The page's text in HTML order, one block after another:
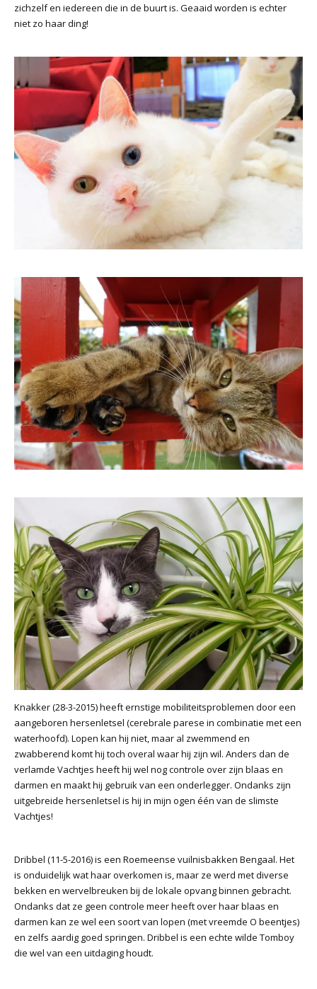
zichzelf en iedereen die in de buurt is. Geaaid worden is echter
niet zo haar ding!
Knakker (28-3-2015) heeft ernstige mobiliteitsproblemen door een
aangeboren hersenletsel (cerebrale parese in combinatie met een
waterhoofd). Lopen kan hij niet, maar al zwemmend en
zwabberend komt hij toch overal waar hij zijn wil. Anders dan de
verlamde Vachtjes heeft hij wel nog controle over zijn blaas en
darmen en maakt hij gebruik van een onderlegger. Ondanks zijn
uitgebreide hersenletsel is hij in mijn ogen één van de slimste
Vachtjes!
Dribbel (11-5-2016) is een Roemeense vuilnisbakken Bengaal. Het
is onduidelijk wat haar overkomen is, maar ze werd met diverse
bekken en wervelbreuken bij de lokale opvang binnen gebracht.
Ondanks dat ze geen controle meer heeft over haar blaas en
darmen kan ze wel een soort van lopen (met vreemde O beentjes)
en zelfs aardig goed springen. Dribbel is een echte wilde Tomboy
die wel van een uitdaging houdt.